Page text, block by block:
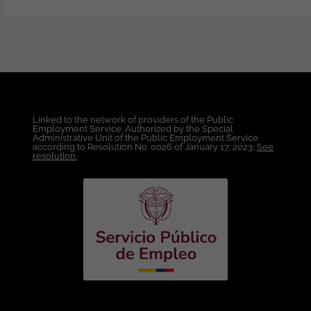
Primefaces, Javascript, Microservicios y
BD Oracle. Indispensable. Tomcat 9+,
Linux RedHat, Java Server Faces,
Log4J, Docker, HTML, CSS, Bootstrap,
Jquery, AWS Cloud, PL/SQL, Oracle,
DevSecOps, Integración de plataformas,
Codificación segura OWASP. Motivos por
los que te encantará ser un #Minsaiter:
Trabajo en modalidad 100% remota,
Colombia. Conciliación y equilibrio
Carrera profesional y formación continua
Linked to the network of providers of the Public
Employment Service. Authorized by the Special
Administrative Unit of the Public Employment Service
according to Resolution No. 0026 of January 17, 2023, See
resolution.